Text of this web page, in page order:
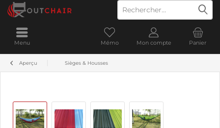
Menu Panier
Mémo Mon compte
Aperçu Sièges & Housses